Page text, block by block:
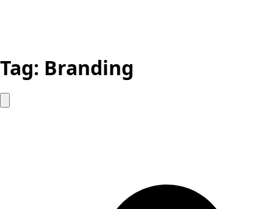
Tag: Branding